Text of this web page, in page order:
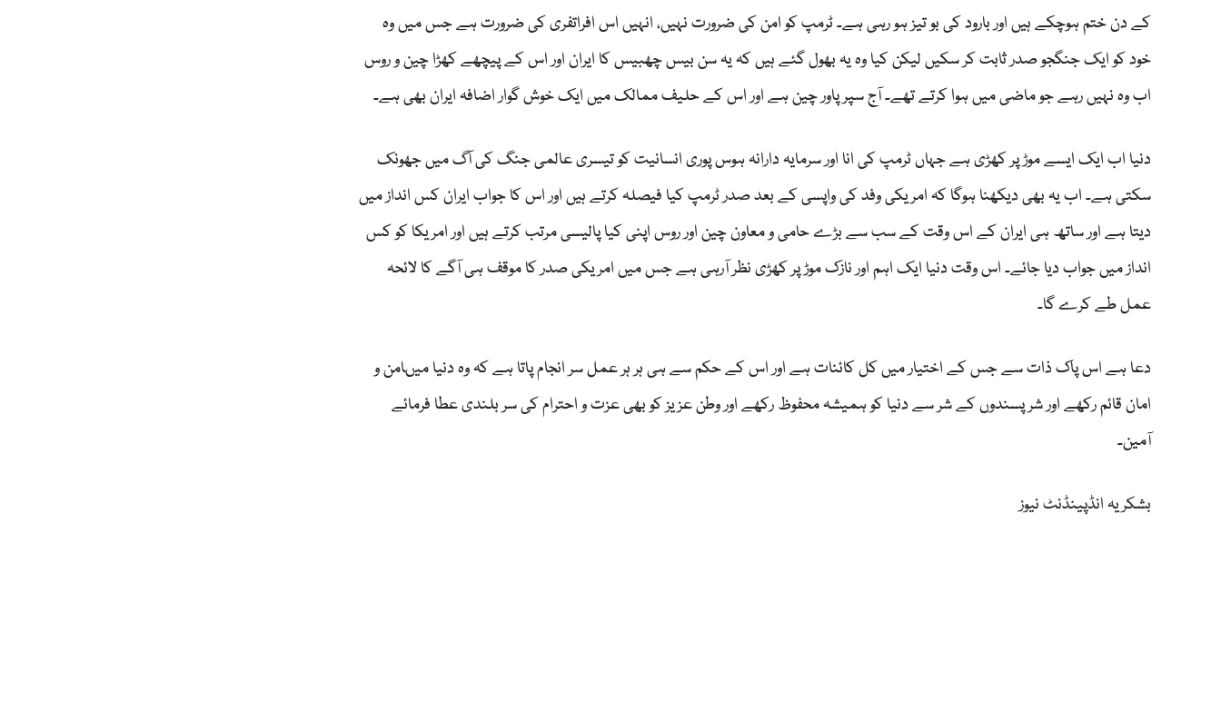
کے دن ختم ہوچکے ہیں اور بارود کی بو تیز ہو رہی ہے۔ ٹرمپ کو امن کی ضرورت نہیں، انہیں اس افراتفری کی ضرورت ہے جس میں وہ
خود کو ایک جنگجو صدر ثابت کر سکیں لیکن کیا وہ یہ بھول گئے ہیں کہ یہ سن بیس چھبیس کا ایران اور اس کے پیچھے کھڑا چین و روس
اب وہ نہیں رہے جو ماضی میں ہوا کرتے تھے۔ آج سپر پاور چین ہے اور اس کے حلیف ممالک میں ایک خوش گوار اضافہ ایران بھی ہے۔
دنیا اب ایک ایسے موڑ پر کھڑی ہے جہاں ٹرمپ کی انا اور سرمایہ دارانہ ہوس پوری انسانیت کو تیسری عالمی جنگ کی آگ میں جھونک
سکتی ہے۔ اب یہ بھی دیکھنا ہوگا کہ امریکی وفد کی واپسی کے بعد صدر ٹرمپ کیا فیصلہ کرتے ہیں اور اس کا جواب ایران کس انداز میں
دیتا ہے اور ساتھ ہی ایران کے اس وقت کے سب سے بڑے حامی و معاون چین اور روس اپنی کیا پالیسی مرتب کرتے ہیں اور امریکا کو کس
انداز میں جواب دیا جائے۔ اس وقت دنیا ایک اہم اور نازک موڑ پر کھڑی نظر آرہی ہے جس میں امریکی صدر کا موقف ہی آگے کا لائحہ
عمل طے کرے گا۔
دعا ہے اس پاک ذات سے جس کے اختیار میں کل کائنات ہے اور اس کے حکم سے ہی ہر ہر عمل سر انجام پاتا ہے کہ وہ دنیا میںامن و
امان قائم رکھے اور شر پسندوں کے شر سے دنیا کو ہمیشہ محفوظ رکھے اور وطن عزیز کو بھی عزت و احترام کی سر بلندی عطا فرمائے
آمین۔
بشکریہ انڈپینڈنٹ نیوز